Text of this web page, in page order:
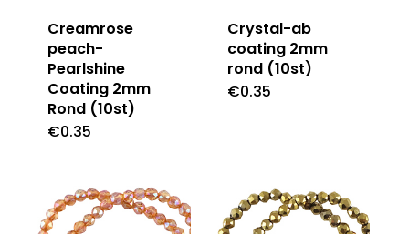
Creamrose
peach-
Pearlshine
Coating 2mm
Rond (10st)
€0.35
Crystal-ab
coating 2mm
rond (10st)
€0.35